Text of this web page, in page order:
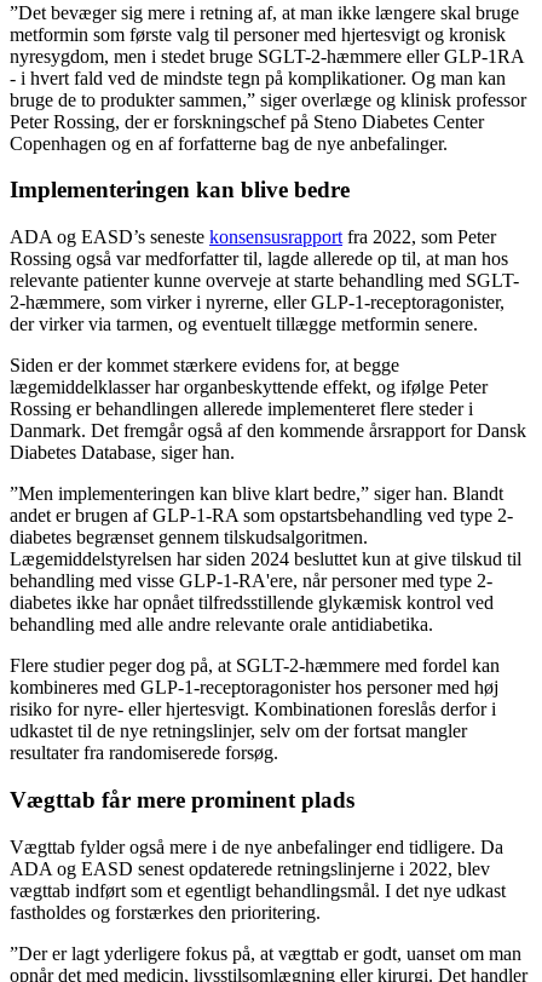
”Det bevæger sig mere i retning af, at man ikke længere skal bruge
metformin som første valg til personer med hjertesvigt og kronisk
nyresygdom, men i stedet bruge SGLT-2-hæmmere eller GLP-1RA
- i hvert fald ved de mindste tegn på komplikationer. Og man kan
bruge de to produkter sammen,” siger overlæge og klinisk professor
Peter Rossing, der er forskningschef på Steno Diabetes Center
Copenhagen og en af forfatterne bag de nye anbefalinger.
Implementeringen kan blive bedre
ADA og EASD’s seneste konsensusrapport fra 2022, som Peter
Rossing også var medforfatter til, lagde allerede op til, at man hos
relevante patienter kunne overveje at starte behandling med SGLT-
2-hæmmere, som virker i nyrerne, eller GLP-1-receptoragonister,
der virker via tarmen, og eventuelt tillægge metformin senere.
Siden er der kommet stærkere evidens for, at begge
lægemiddelklasser har organbeskyttende effekt, og ifølge Peter
Rossing er behandlingen allerede implementeret flere steder i
Danmark. Det fremgår også af den kommende årsrapport for Dansk
Diabetes Database, siger han.
”Men implementeringen kan blive klart bedre,” siger han. Blandt
andet er brugen af GLP-1-RA som opstartsbehandling ved type 2-
diabetes begrænset gennem tilskudsalgoritmen.
Lægemiddelstyrelsen har siden 2024 besluttet kun at give tilskud til
behandling med visse GLP-1-RA'ere, når personer med type 2-
diabetes ikke har opnået tilfredsstillende glykæmisk kontrol ved
behandling med alle andre relevante orale antidiabetika.
Flere studier peger dog på, at SGLT-2-hæmmere med fordel kan
kombineres med GLP-1-receptoragonister hos personer med høj
risiko for nyre- eller hjertesvigt. Kombinationen foreslås derfor i
udkastet til de nye retningslinjer, selv om der fortsat mangler
resultater fra randomiserede forsøg.
Vægttab får mere prominent plads
Vægttab fylder også mere i de nye anbefalinger end tidligere. Da
ADA og EASD senest opdaterede retningslinjerne i 2022, blev
vægttab indført som et egentligt behandlingsmål. I det nye udkast
fastholdes og forstærkes den prioritering.
”Der er lagt yderligere fokus på, at vægttab er godt, uanset om man
opnår det med medicin, livsstilsomlægning eller kirurgi. Det handler